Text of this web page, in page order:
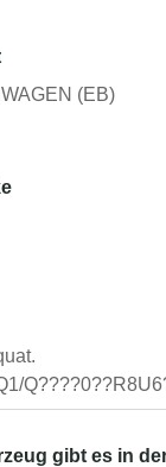
(EB)
gibt es in